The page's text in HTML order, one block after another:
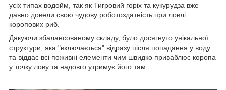
усіх типах водойм, так як Тигровий горіх та кукурудза вже
давно довели свою чудову роботоздатність при ловлі
коропових риб.
Дякуючи збалансованому складу, було досягнуто унікальної
структури, яка "включається" відразу після попадання у воду
та віддає всі поживні елементи чим швидко приваблює коропа
у точку лову та надовго утримує його там